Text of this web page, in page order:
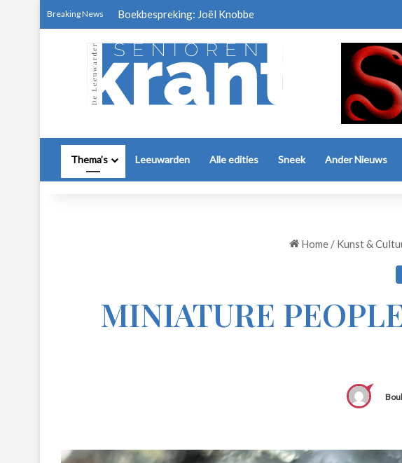
Breaking News
Thema’s Leeuwarden Alle edities Sneek Ander Nieuws
Home / Kunst &
MINIATURE